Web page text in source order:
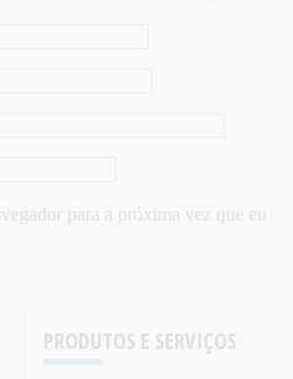
para a próxima vez que eu
PRODUTOS E SERVIÇOS